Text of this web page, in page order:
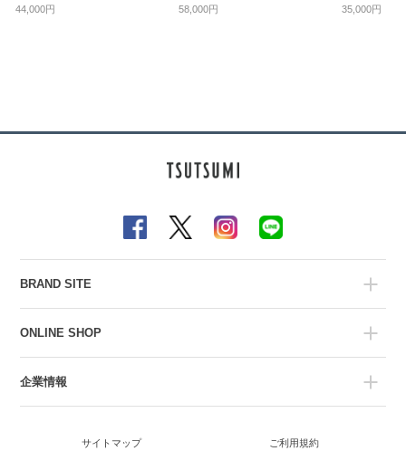
44,000円 58,000円 35,000円
BRAND SITE
ONLINE SHOP
企業情報
サイトマップ ご利用規約